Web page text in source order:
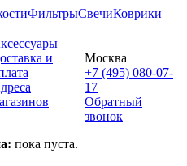
ФильтрыСвечиКоврики
и
пока пуста.
Москва
+7 (495) 080-07-
17
Обратный
звонок